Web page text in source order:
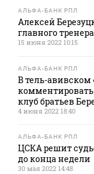
АЛЬФА-БАНК РПЛ
Алексей
главного
15 июня 2022 10:15
АЛЬФА-БАНК РПЛ
В тель-авивском
комментировать
клуб братьев
4 июня 2022 18:40
АЛЬФА-БАНК РПЛ
ЦСКА решит
до конца недели
30 мая 2022 14:48